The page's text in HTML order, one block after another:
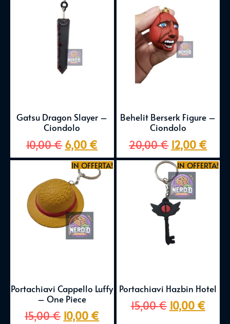
Gatsu Dragon Slayer –
Ciondolo
10,00€ 6,00 €
Behelit Berserk Figure –
Ciondolo
20,00€ 12,00 €
IN OFFERTA!
Portachiavi Cappello Luffy
– One Piece
15,00€ 10,00 €
IN OFFERTA!
Portachiavi Hazbin Hotel
15,00€ 10,00 €